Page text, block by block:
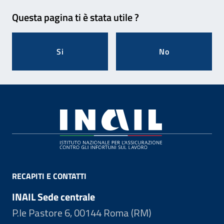
Questa pagina ti è stata utile ?
Si No
RECAPITI E CONTATTI
INAIL Sede centrale
P.le Pastore 6, 00144 Roma (RM)